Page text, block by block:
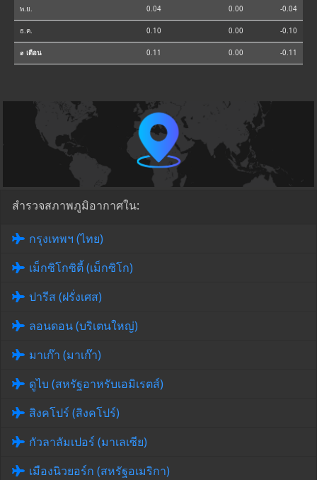
พ.ย. 0.04 0.00 -0.04
ธ.ค. 0.10 0.00 -0.10
⌀ เดือน 0.11 0.00 -0.11
สำรวจสภาพภูมิอากาศใน:
กรุงเทพฯ (ไทย)
เม็กซิโกซิตี้ (เม็กซิโก)
ปารีส (ฝรั่งเศส)
ลอนดอน (บริเตนใหญ่)
มาเก๊า (มาเก๊า)
ดูไบ (สหรัฐอาหรับเอมิเรตส์)
สิงคโปร์ (สิงคโปร์)
กัวลาลัมเปอร์ (มาเลเซีย)
เมืองนิวยอร์ก (สหรัฐอเมริกา)